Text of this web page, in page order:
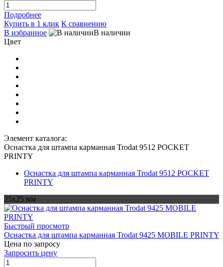
Подробнее
Купить в 1 клик К сравнению
В избранное
В наличии
Цвет
Элемент каталога:
Оснастка для штампа карманная Trodat 9512 POCKET
PRINTY
Оснастка для штампа карманная Trodat 9512 POCKET
PRINTY
25х25 мм
Быстрый просмотр
Оснастка для штампа карманная Trodat 9425 MOBILE PRINTY
Цена по запросу
Запросить цену